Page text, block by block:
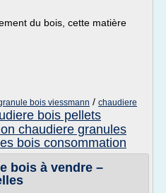
du bois, cette matière
bois viessmann / chaudiere
bois pellets
chaudiere granules
bois consommation
bois à vendre –